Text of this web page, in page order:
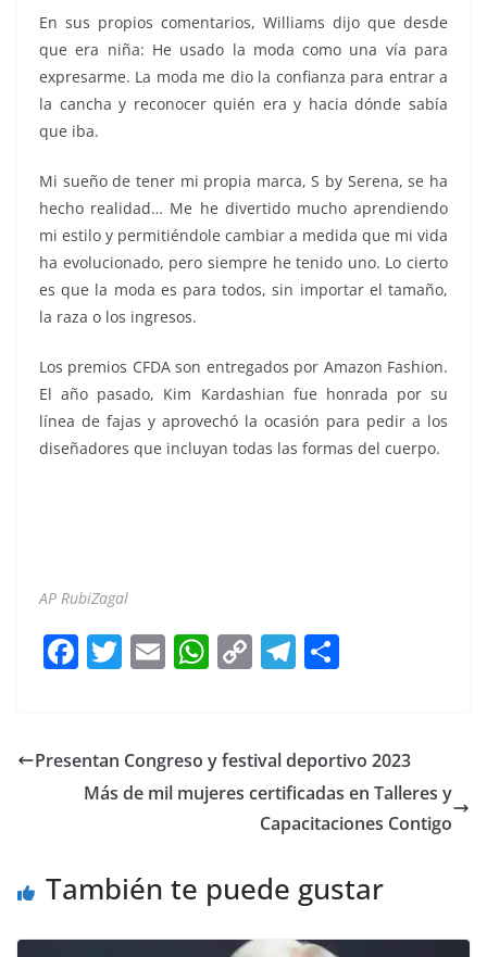
En sus propios comentarios, Williams dijo que desde
que era niña: He usado la moda como una vía para
expresarme. La moda me dio la confianza para entrar a
la cancha y reconocer quién era y hacia dónde sabía
que iba.
Mi sueño de tener mi propia marca, S by Serena, se ha
hecho realidad… Me he divertido mucho aprendiendo
mi estilo y permitiéndole cambiar a medida que mi vida
ha evolucionado, pero siempre he tenido uno. Lo cierto
es que la moda es para todos, sin importar el tamaño,
la raza o los ingresos.
Los premios CFDA son entregados por Amazon Fashion.
El año pasado, Kim Kardashian fue honrada por su
línea de fajas y aprovechó la ocasión para pedir a los
diseñadores que incluyan todas las formas del cuerpo.
AP RubiZagal
F
e
b
k
T
er
E
l
W
s
A
C
y
Li
n
T
gr
a
m
e
Presentan Congreso y festival deportivo 2023
Más de mil mujeres certificadas en Talleres y
Capacitaciones Contigo
También te puede gustar